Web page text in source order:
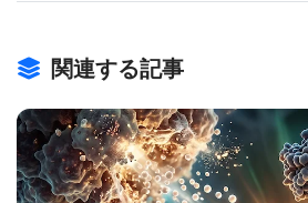
与する際の重要な問題である血
カストロとローウェンシュタイ
College of Engineeringの
関連する記事